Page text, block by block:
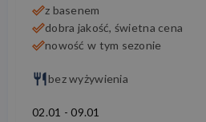
z basenem
dobra jakość, świetna cena
nowość w tym sezonie
bez wyżywienia
02.01 - 09.01